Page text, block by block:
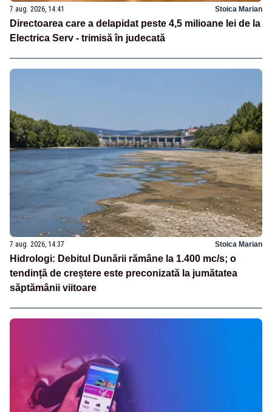
7 aug. 2026, 14:41 Stoica Marian
Directoarea care a delapidat peste 4,5 milioane lei de la
Electrica Serv - trimisă în judecată
7 aug. 2026, 14:37 Stoica Marian
Hidrologi: Debitul Dunării rămâne la 1.400 mc/s; o
tendință de creștere este preconizată la jumătatea
săptămânii viitoare